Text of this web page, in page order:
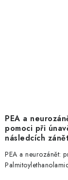
PEA a
pomoci při
následcích
PEA a neurozánět: